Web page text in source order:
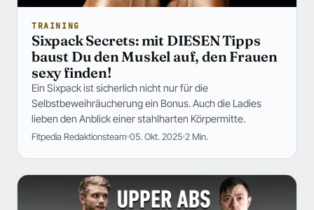
TRAINING
Sixpack Secrets: mit DIESEN Tipps
baust Du den Muskel auf, den Frauen
sexy finden!
Ein Sixpack ist sicherlich nicht nur für die
Selbstbeweihräucherung ein Bonus. Auch die Ladies
lieben den Anblick einer stahlharten Körpermitte.
Fitpedia Redaktionsteam 05. Okt. 2025 2 Min.